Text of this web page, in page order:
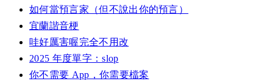
如何當預言家（但不說出你的預言）
宜蘭諧音梗
哇好厲害喔完全不用改
2025 年度單字：slop
你不需要 App，你需要檔案